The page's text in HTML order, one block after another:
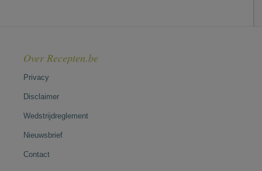
Over Recepten.be
Privacy
Disclaimer
Wedstrijdreglement
Nieuwsbrief
Contact